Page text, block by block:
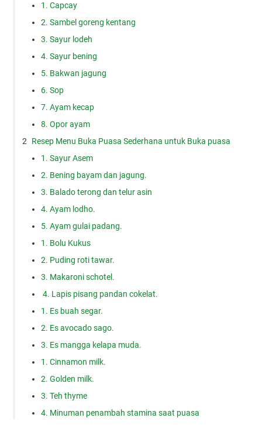
1. Capcay
2. Sambel goreng kentang
3. Sayur lodeh
4. Sayur bening
5. Bakwan jagung
6. Sop
7. Ayam kecap
8. Opor ayam
Resep Menu Buka Puasa Sederhana untuk Buka puasa
1. Sayur Asem
2. Bening bayam dan jagung.
3. Balado terong dan telur asin
4. Ayam lodho.
5. Ayam gulai padang.
1. Bolu Kukus
2. Puding roti tawar.
3. Makaroni schotel.
4. Lapis ріѕаng pandan cokelat.
1. Es buah segar.
2. Es avocado sago.
3. Es mangga kelapa muda.
1. Cinnamon milk.
2. Golden milk.
3. Teh thyme
4. Minuman penambah stamina saat puasa